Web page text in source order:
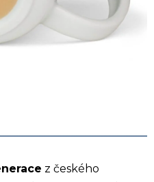
z českého